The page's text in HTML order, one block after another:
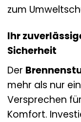
zum
Ihr
Sicherheit
Der
mehr als nur
Versprechen
Komfort.